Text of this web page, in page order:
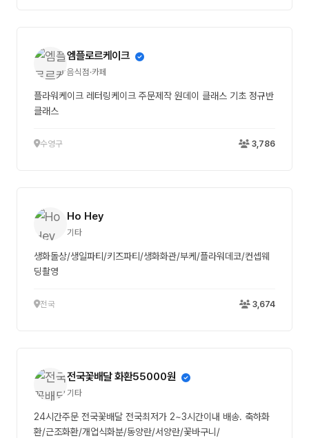
엠플로르케이크
음식점·카페
플라워케이크 레터링케이크 주문제작 원데이 클래스 기초 정규반
클래스
수영구 3,786
Ho Hey
기타
생화돌상/생일파티/키즈파티/생화화관/부케/플라워데코/컨셉웨
딩촬영
전국 3,674
전국꽃배달 화환55000원
기타
24시간주문 전국꽃배달 전국최저가 2~3시간이내 배송. 축하화
환/근조화환/개업식화분/동양란/서양란/꽃바구니/